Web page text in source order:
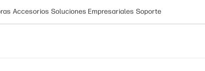
Accesorios Soluciones Empresariales Soporte